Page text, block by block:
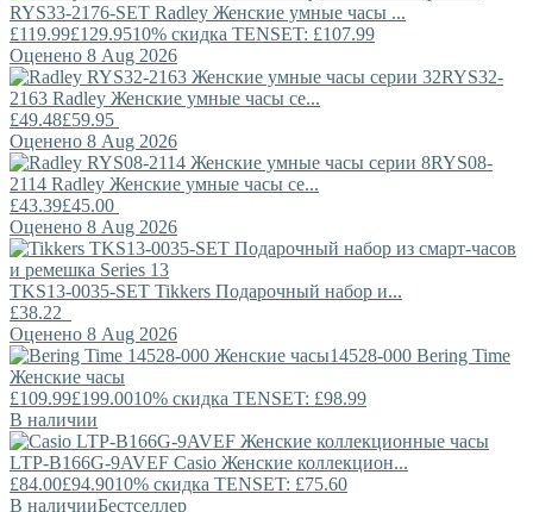
RYS33-2176-SET Radley Женские умные часы ...
£119.99£129.9510% скидка TENSET: £107.99
Оценено 8 Aug 2026
RYS32-
2163 Radley Женские умные часы се...
£49.48£59.95
Оценено 8 Aug 2026
RYS08-
2114 Radley Женские умные часы се...
£43.39£45.00
Оценено 8 Aug 2026
TKS13-0035-SET Tikkers Подарочный набор и...
£38.22
Оценено 8 Aug 2026
14528-000 Bering Time
Женские часы
£109.99£199.0010% скидка TENSET: £98.99
В наличии
LTP-B166G-9AVEF Casio Женские коллекцион...
£84.00£94.9010% скидка TENSET: £75.60
В наличииБестселлер